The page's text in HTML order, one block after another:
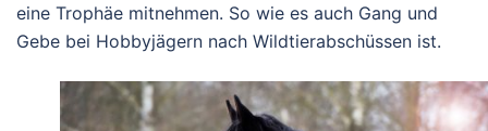
eine Trophäe mitnehmen. So wie es auch Gang und
Gebe bei Hobbyjägern nach Wildtierabschüssen ist.